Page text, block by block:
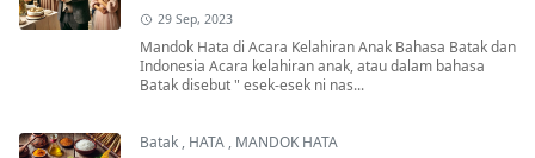
29 Sep, 2023
Mandok Hata di Acara Kelahiran Anak Bahasa Batak dan
Indonesia Acara kelahiran anak, atau dalam bahasa
Batak disebut " esek-esek ni nas...
Batak , HATA , MANDOK HATA